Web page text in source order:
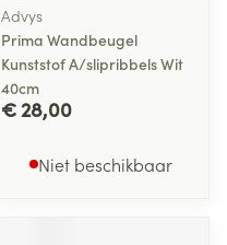
Advys
Prima Wandbeugel
Kunststof A/slipribbels Wit
40cm
€ 28,00
Niet beschikbaar